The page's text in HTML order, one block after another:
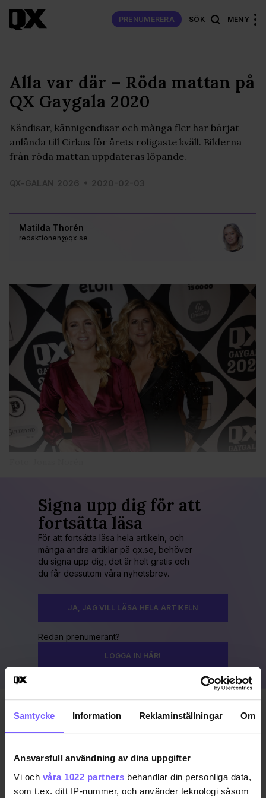
Samtycke Information Reklaminställningar Om
Ansvarsfull användning av dina uppgifter
Vi och våra 1022 partners behandlar din personliga data,
som t.ex. ditt IP-nummer, och använder teknologi såsom
PRENUMERERA SÖK MENY
Matilda Thorén
redaktionen@qx.se
Alla var där – Röda mattan på
QX Gaygala 2020
Kändisar, kännigendisar och många fler har börjat
anlända till Cirkus för årets roligaste kväll. Bilderna
från röda mattan uppdateras löpande.
QX-GALAN 2026 2020-02-03
Signa upp dig för att
fortsätta läsa
För att fortsätta läsa hela artikeln, och
många andra artiklar på qx.se, behöver
du signa upp dig, det är helt gratis och
du får dessutom våra nyhetsbrev.
JA, JAG VILL LÄSA HELA ARTIKELN
Redan prenumerant?
LOGGA IN HÄR!
Publicerad 2020-02-03
QX GAYGALA 2020